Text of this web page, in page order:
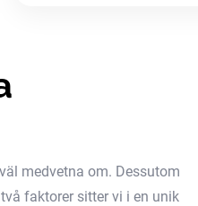
medvetna om. Dessutom
faktorer sitter vi i en unik